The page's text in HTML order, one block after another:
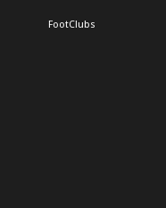
FootClubs